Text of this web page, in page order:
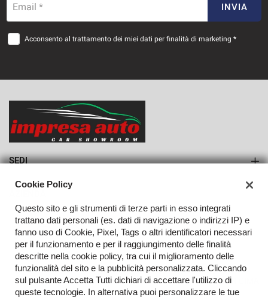
390€/mese
36 Mesi
36 Mesi
VEDI
Email * INVIA
Acconsento al trattamento dei miei dati per finalità di marketing *
SEDI
Azienda
Contatti
TORNA IN CIMA
Cookie Policy
Questo sito e gli strumenti di terze parti in esso integrati
trattano dati personali (es. dati di navigazione o indirizzi IP) e
fanno uso di Cookie, Pixel, Tags o altri identificatori necessari
per il funzionamento e per il raggiungimento delle finalità
descritte nella cookie policy, tra cui il miglioramento delle
funzionalità del sito e la pubblicità personalizzata. Cliccando
sul pulsante Accetta Tutti dichiari di accettare l'utilizzo di
queste tecnologie. In alternativa puoi personalizzare le tue